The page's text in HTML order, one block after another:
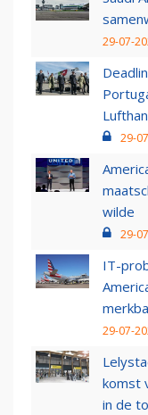
29-07-
29-
wilde
29-
IT-
29-07-
komst
in de